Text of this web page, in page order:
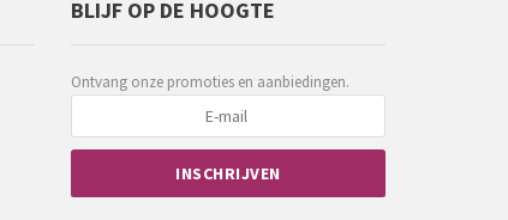
BLIJF OP DE HOOGTE
Ontvang onze promoties en aanbiedingen.